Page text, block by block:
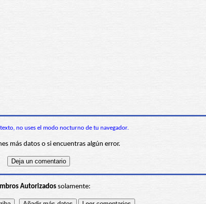
no uses el modo nocturno de tu navegador.
más datos o si encuentras algún error.
Autorizadossolamente: